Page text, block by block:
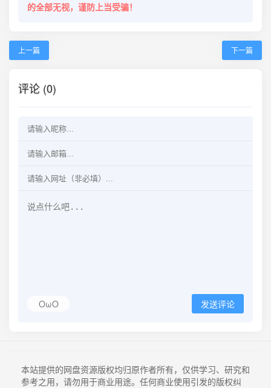
的全部无视，谨防上当受骗！
上一篇 下一篇
评论 (0)
OωO 发送评论
本站提供的网盘资源版权均归原作者所有，仅供学习、研究和
参考之用，请勿用于商业用途。任何商业使用引发的版权纠